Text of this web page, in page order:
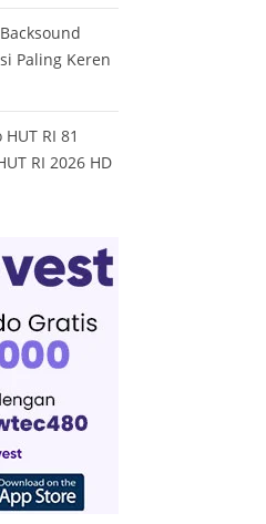
Paling Keren
RI 81
RI 2026 HD